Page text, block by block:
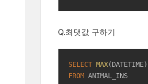
Q.최댓값 구하기
SELECT MAX(DATETIME)
FROM